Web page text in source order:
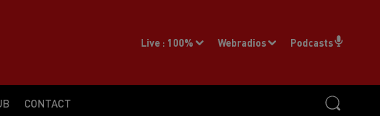
CONTACT
Live : 100% Webradios Podcasts